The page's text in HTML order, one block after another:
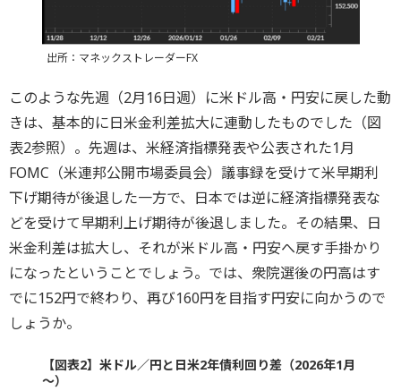
出所：マネックストレーダーFX
このような先週（2月16日週）に米ドル高・円安に戻した動
きは、基本的に日米金利差拡大に連動したものでした（図
表2参照）。先週は、米経済指標発表や公表された1月
FOMC（米連邦公開市場委員会）議事録を受けて米早期利
下げ期待が後退した一方で、日本では逆に経済指標発表な
どを受けて早期利上げ期待が後退しました。その結果、日
米金利差は拡大し、それが米ドル高・円安へ戻す手掛かり
になったということでしょう。では、衆院選後の円高はす
でに152円で終わり、再び160円を目指す円安に向かうので
しょうか。
【図表2】米ドル／円と日米2年債利回り差（2026年1月
～）